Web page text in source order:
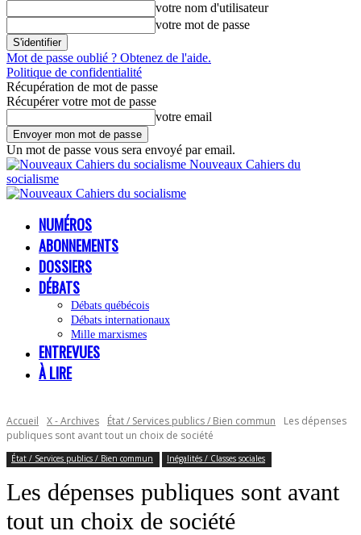
votre nom d'utilisateur
votre mot de passe
Mot de passe oublié ? Obtenez de l'aide.
Politique de confidentialité
Récupération de mot de passe
Récupérer votre mot de passe
votre email
Un mot de passe vous sera envoyé par email.
Nouveaux Cahiers du
socialisme
NUMÉROS
ABONNEMENTS
DOSSIERS
DÉBATS
Débats québécois
Débats internationaux
Mille marxismes
ENTREVUES
À LIRE
Accueil X - Archives État / Services publics / Bien commun
Les dépenses
publiques sont avant tout un choix de société
État / Services publics / Bien commun Inégalités / Classes sociales
Les dépenses publiques sont avant
tout un choix de société